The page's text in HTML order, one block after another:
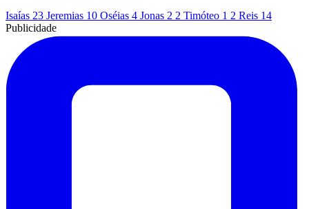
Isaías 23 Jeremias 10 Oséias 4 Jonas 2 2 Timóteo 1 2 Reis 14
Publicidade